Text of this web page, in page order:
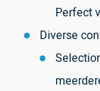
Perfect
Diverse